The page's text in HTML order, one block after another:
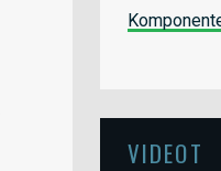
VIDEOT